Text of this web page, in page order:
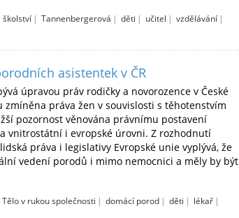
školství | Tannenbergerová | děti | učitel | vzdělávání |
asistentek v ČR
úpravou práv rodičky a novorozence v České
zmíněna práva žen v souvislosti s těhotenstvím
pozornost věnována právnímu postavení
vnitrostátní i evropské úrovni. Z rozhodnutí
práva i legislativy Evropské unie vyplývá, že
vedení porodů i mimo nemocnici a měly by být
Tělo v rukou společnosti | domácí porod | děti | lékař |